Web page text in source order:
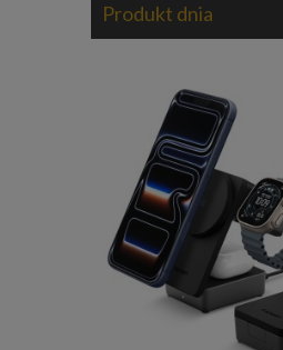
Produkt dnia